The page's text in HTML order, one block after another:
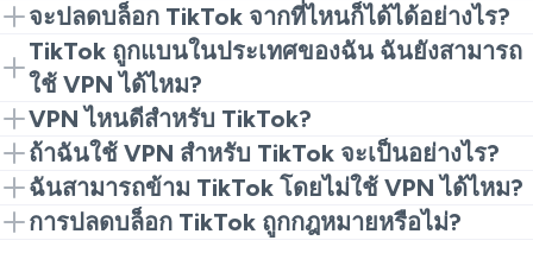
คุณอาจลองเปลี่ยนไปยังเซิร์ฟเวอร์อื่นในประเทศที่ใช้
TikTok จากนั้นล้างแคชหรือใช้ TikTok ในเบราว์เซอร์ แต่
ต้องมั่นใจว่าผู้ให้บริการ VPN ของคุณเชื่อถือได้ ตัวเลือกที่
ดีคือ VeePN เพราะสามารถข้ามการบล็อกภูมิภาคได้
จะปลดบล็อก TikTok จากที่ไหนก็ได้ได้อย่างไร?
ติดตั้ง VPN เชื่อมต่อกับเซิร์ฟเวอร์ในประเทศที่ TikTok
(สหรัฐอเมริกาหรือสหราชอาณาจักร) และเปิดแอปหรือ
เยี่ยมชมเว็บไซต์ TikTok สิ่งนี้จะทำให้คุณไม่เปิดเผยที่อยู่
และช่วยหลีกเลี่ยงการจำกัดในท้องถิ่น
TikTok ถูกแบนในประเทศของฉัน ฉันยังสามารถ
ใช้ VPN ได้ไหม?
VPN ใช้อัลกอริธึมการเข้ารหัสการรับส่งข้อมูลและ
เปลี่ยนเส้นทางการรับส่งข้อมูลของคุณไปยังเซิร์ฟเวอร์ที่
ตั้งอยู่ในประเทศอื่น ทำให้คุณสามารถใช้ TikTok ได้แม้ใน
พื้นที่ที่ถูกบล็อก
VPN ไหนดีสำหรับ TikTok?
VeePN เซิร์ฟเวอร์ของมันมีความเร็ว เสถียร และมี 196
แห่ง มีความปลอดภัยที่สูงและแอปพลิเคชันหลายอุปกรณ์
แต่เป็นสถานที่ที่เหมาะสมในการใช้ TikTok ได้ทุกที่
ถ้าฉันใช้ VPN สำหรับ TikTok จะเป็นอย่างไร?
VPN จะเข้ารหัสการรับส่งข้อมูลของคุณใน TikTok โดย
การปกปิดที่อยู่ IP จริงของคุณ ดังนั้น TikTok จึงเข้าถึงได้
อย่างส่วนตัวและปลอดภัยโดยไม่มีอุปสรรคในท้องถิ่น
ฉันสามารถข้าม TikTok โดยไม่ใช้ VPN ได้ไหม?
คุณสามารถใช้พรอกซี, การปลอมแปลง DNS, เครื่องมือ
การปลดบล็อก TikTok ถูกกฎหมายหรือไม่?